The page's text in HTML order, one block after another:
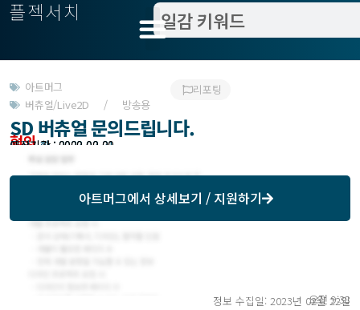
플젝서치
아트머그
버츄얼/Live2D / 방송용
리포팅
SD 버츄얼 문의드립니다.
협의
모집기한 : 2023-03-31
예상기간 : 0000-00-00
아트머그에서 상세보기 / 지원하기
정보 수집일: 2023년 02월 22일
오전 9:38